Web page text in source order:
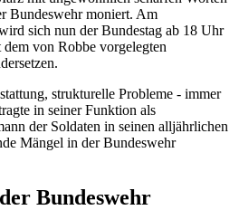
Bundeswehr moniert. Am
sich nun der Bundestag ab 18 Uhr
von Robbe vorgelegten
strukturelle Probleme - immer
in seiner Funktion als
der Soldaten in seinen alljährlichen
Mängel in der Bundeswehr
Bundeswehr